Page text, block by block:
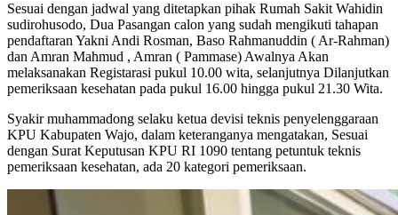
Sesuai dengan jadwal yang ditetapkan pihak Rumah Sakit Wahidin
sudirohusodo, Dua Pasangan calon yang sudah mengikuti tahapan
pendaftaran Yakni Andi Rosman, Baso Rahmanuddin ( Ar-Rahman)
dan Amran Mahmud , Amran ( Pammase) Awalnya Akan
melaksanakan Registarasi pukul 10.00 wita, selanjutnya Dilanjutkan
pemeriksaan kesehatan pada pukul 16.00 hingga pukul 21.30 Wita.
Syakir muhammadong selaku ketua devisi teknis penyelenggaraan
KPU Kabupaten Wajo, dalam keteranganya mengatakan, Sesuai
dengan Surat Keputusan KPU RI 1090 tentang petuntuk teknis
pemeriksaan kesehatan, ada 20 kategori pemeriksaan.